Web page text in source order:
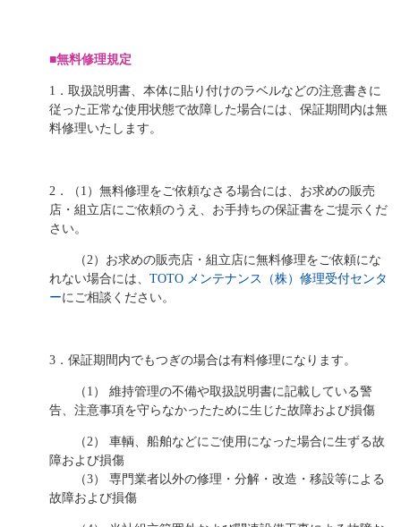
■無料修理規定
1．取扱説明書、本体に貼り付けのラベルなどの注意書きに
従った正常な使用状態で故障した場合には、 保証期間内は無
料修理いたします。
2．（1）無料修理をご依頼なさる場合には、お求めの販売
店・組立店にご依頼のうえ、 お手持ちの保証書をご提示くだ
さい。
（2）お求めの販売店・組立店に無料修理をご依頼にな
れない場合には、 TOTO メンテナンス（株）修理受付センタ
ーにご相談ください。
3．保証期間内でもつぎの場合は有料修理になります。
（1） 維持管理の不備や取扱説明書に記載している警
告、 注意事項を守らなかったために生じた故障および損傷
（2） 車輌、船舶などにご使用になった場合に生ずる故
障および損傷
（3） 専門業者以外の修理・分解・改造・移設等による
故障および損傷